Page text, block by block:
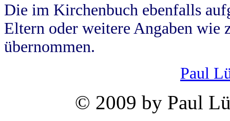
Die im Kirchenbuch ebenfalls
Eltern oder weitere Angaben wie
übernommen.
Paul
© 2009 by Paul